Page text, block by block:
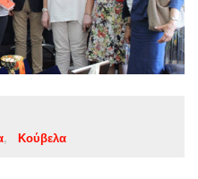
Κούβελα